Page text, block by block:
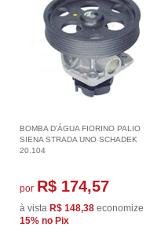
BOMBA D'ÁGUA FIORINO PALIO
SIENA STRADA UNO SCHADEK
20.104
por R$ 174,57
à vista R$ 148,38 economize
15% no Pix